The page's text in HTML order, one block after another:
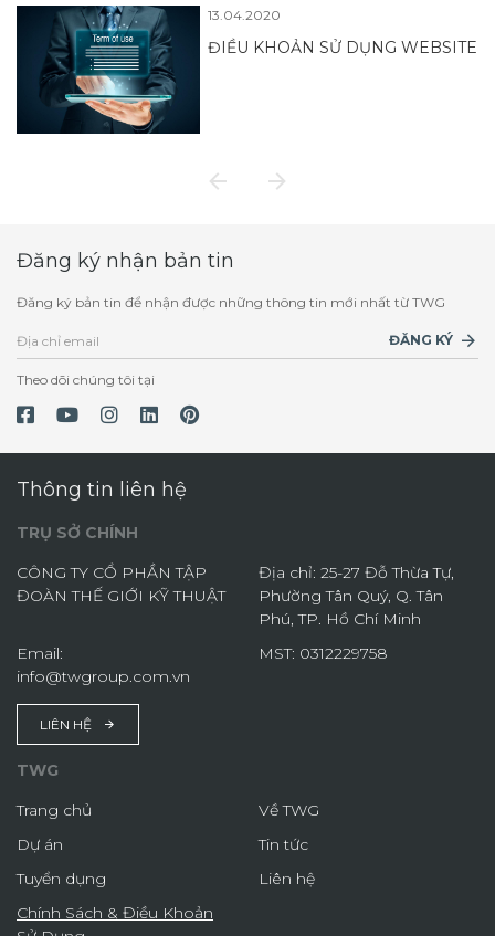
13.04.2020
ĐIỀU KHOẢN SỬ DỤNG WEBSITE
Đăng ký nhận bản tin
Đăng ký bản tin để nhận được những thông tin mới nhất từ TWG
ĐĂNG KÝ
Theo dõi chúng tôi tại
Thông tin liên hệ
TRỤ SỞ CHÍNH
CÔNG TY CỔ PHẦN TẬP
ĐOÀN THẾ GIỚI KỸ THUẬT
Địa chỉ: 25-27 Đỗ Thừa Tự,
Phường Tân Quý, Q. Tân
Phú, TP. Hồ Chí Minh
Email:
info@twgroup.com.vn
MST: 0312229758
LIÊN HỆ
TWG
Trang chủ
Về TWG
Dự án
Tin tức
Tuyển dụng
Liên hệ
Chính Sách & Điều Khoản